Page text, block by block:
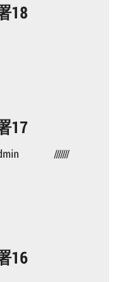
18
17
///////
16